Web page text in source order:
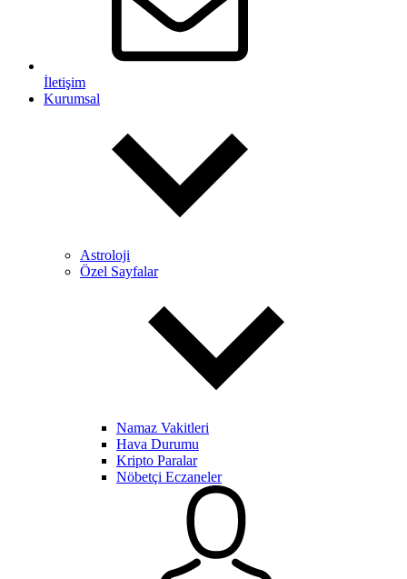
İletişim
Kurumsal
Astroloji
Özel Sayfalar
Namaz Vakitleri
Hava Durumu
Kripto Paralar
Nöbetçi Eczaneler